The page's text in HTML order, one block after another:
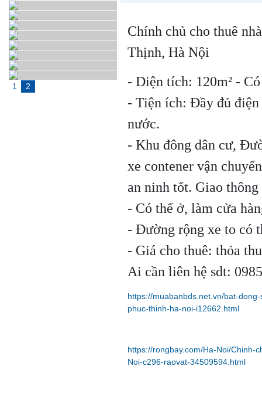
1 2
Chính chủ cho thuê
Thịnh, Hà Nội
- Diện tích: 120m² -
- Tiện ích: Đầy đủ điện
nước.
- Khu đông dân cư,
xe contener vận
an ninh tốt. Giao
- Có thể ở, làm cửa
- Đường rộng xe to có
- Giá cho thuê: thỏa
Ai cần liên hệ sdt:
https://muabanbds.net.vn/bat-
phuc-thinh-ha-noi-i12662.html
https://rongbay.com/Ha-Noi/Chinh-
Noi-c296-raovat-34509594.html